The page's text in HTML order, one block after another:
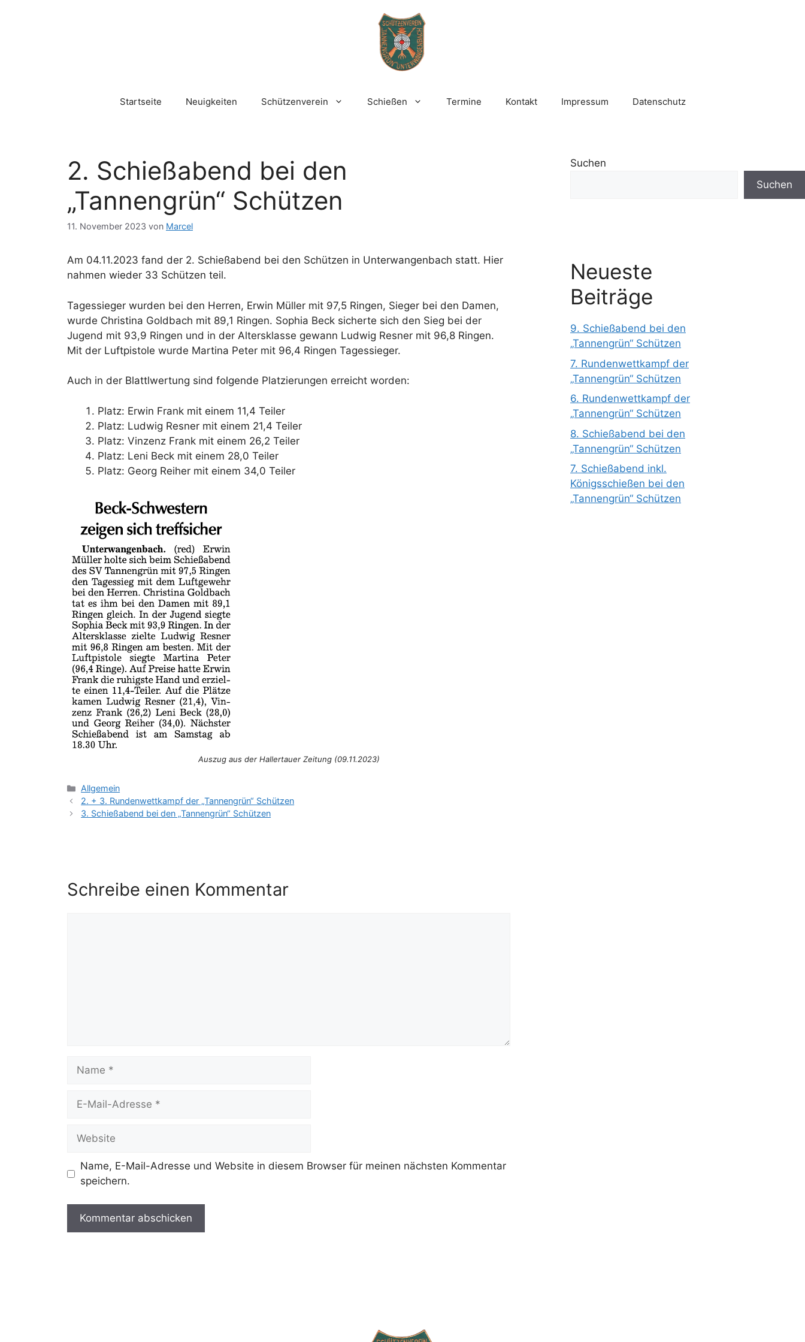
Startseite Neuigkeiten Schützenverein Schießen Termine Kontakt Impressum Datenschutz
2. Schießabend bei den
„Tannengrün“ Schützen
11. November 2023 von Marcel
Am 04.11.2023 fand der 2. Schießabend bei den Schützen in Unterwangenbach statt. Hier
nahmen wieder 33 Schützen teil.
Tagessieger wurden bei den Herren, Erwin Müller mit 97,5 Ringen, Sieger bei den Damen,
wurde Christina Goldbach mit 89,1 Ringen. Sophia Beck sicherte sich den Sieg bei der
Jugend mit 93,9 Ringen und in der Altersklasse gewann Ludwig Resner mit 96,8 Ringen.
Mit der Luftpistole wurde Martina Peter mit 96,4 Ringen Tagessieger.
Auch in der Blattlwertung sind folgende Platzierungen erreicht worden:
Platz: Erwin Frank mit einem 11,4 Teiler
Platz: Ludwig Resner mit einem 21,4 Teiler
Platz: Vinzenz Frank mit einem 26,2 Teiler
Platz: Leni Beck mit einem 28,0 Teiler
Platz: Georg Reiher mit einem 34,0 Teiler
Auszug aus der Hallertauer Zeitung (09.11.2023)
Kategorien
Allgemein
2. + 3. Rundenwettkampf der „Tannengrün“ Schützen
3. Schießabend bei den „Tannengrün“ Schützen
Schreibe einen Kommentar
Name
Website
Name, E-Mail-Adresse und Website in diesem Browser für meinen nächsten Kommentar
speichern.
Suchen
Suchen
Neueste
Beiträge
9. Schießabend bei den
„Tannengrün“ Schützen
7. Rundenwettkampf der
„Tannengrün“ Schützen
6. Rundenwettkampf der
„Tannengrün“ Schützen
8. Schießabend bei den
„Tannengrün“ Schützen
7. Schießabend inkl.
Königsschießen bei den
„Tannengrün“ Schützen